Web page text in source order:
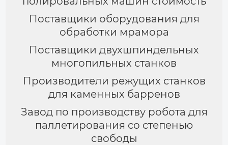
Поставщики оборудования для
обработки мрамора
Поставщики двухшпиндельных
многопильных станков
Производители режущих станков
для каменных барренов
Завод по производству робота для
паллетирования со степенью
свободы